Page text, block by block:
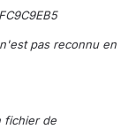
pas reconnu en
fichier de